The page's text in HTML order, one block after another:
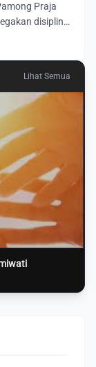
Praja
disiplin
Lihat Semua